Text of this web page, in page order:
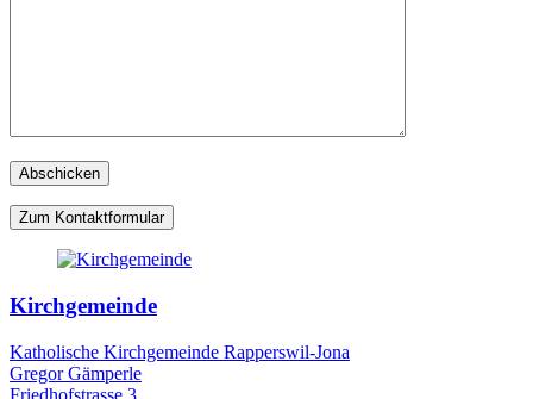
Zum Kontaktformular
Kirchgemeinde
Katholische Kirchgemeinde Rapperswil-Jona
Gregor Gämperle
Friedhofstrasse 3